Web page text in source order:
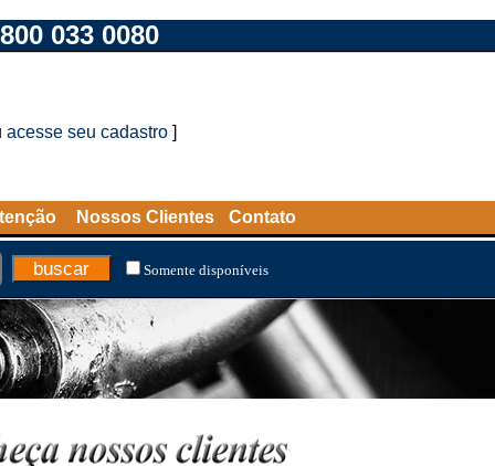
033 0080
acesse seu cadastro ]
Nossos Clientes Contato
Somente disponíveis